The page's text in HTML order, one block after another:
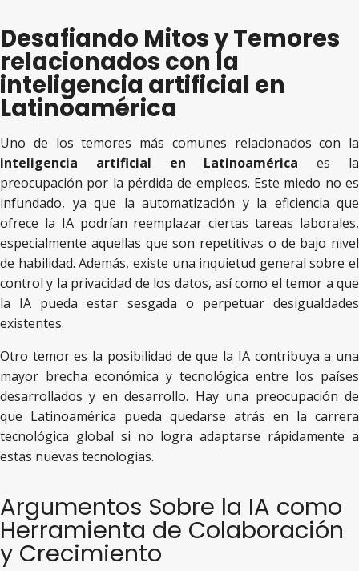
Desafiando Mitos y Temores
relacionados con la
inteligencia artificial en
Latinoamérica
Uno de los temores más comunes relacionados con la
inteligencia artificial en Latinoamérica es la
preocupación por la pérdida de empleos. Este miedo no es
infundado, ya que la automatización y la eficiencia que
ofrece la IA podrían reemplazar ciertas tareas laborales,
especialmente aquellas que son repetitivas o de bajo nivel
de habilidad. Además, existe una inquietud general sobre el
control y la privacidad de los datos, así como el temor a que
la IA pueda estar sesgada o perpetuar desigualdades
existentes.
Otro temor es la posibilidad de que la IA contribuya a una
mayor brecha económica y tecnológica entre los países
desarrollados y en desarrollo. Hay una preocupación de
que Latinoamérica pueda quedarse atrás en la carrera
tecnológica global si no logra adaptarse rápidamente a
estas nuevas tecnologías.
Argumentos Sobre la IA como
Herramienta de Colaboración
y Crecimiento